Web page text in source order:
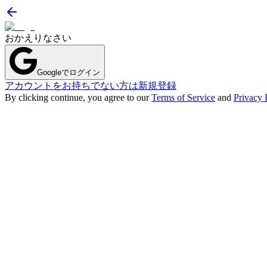
おかえりなさい
Googleでログイン
アカウントをお持ちでない方は新規登録
By clicking continue, you agree to ourTerms of Service and Privacy